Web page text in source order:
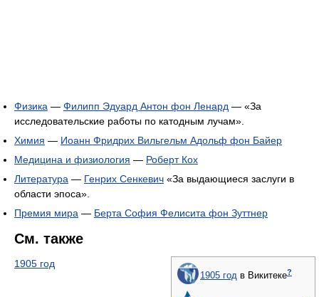
Физика — Филипп Эдуард Антон фон Ленард — «За
исследовательские работы по катодным лучам».
Химия — Иоанн Фридрих Вильгельм Адольф фон Байер
Медицина и физиология — Роберт Кох
Литература — Генрих Сенкевич «За выдающиеся заслуги в
области эпоса».
Премия мира — Берта София Фелисита фон Зуттнер
См. также
1905 год в Викитеке?
1905 год